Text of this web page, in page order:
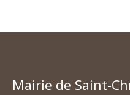
Mairie de Saint-